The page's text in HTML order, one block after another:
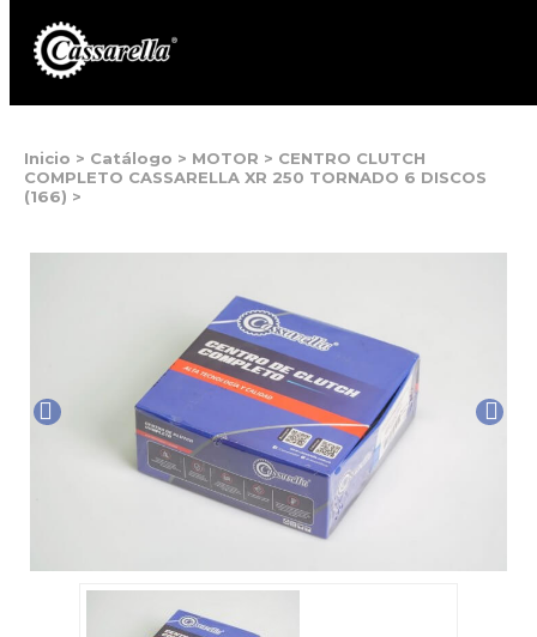
Inicio > Catálogo > MOTOR > CENTRO CLUTCH
COMPLETO CASSARELLA XR 250 TORNADO 6 DISCOS
(166) >